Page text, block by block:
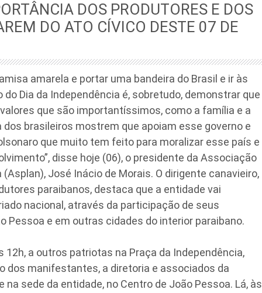
DOS PRODUTORES E DOS
DO ATO CÍVICO DESTE 07 DE
amarela e portar uma bandeira do Brasil e ir às
Dia da Independência é, sobretudo, demonstrar que
que são importantíssimos, como a família e a
brasileiros mostrem que apoiam esse governo e
que muito tem feito para moralizar esse país e
disse hoje (06), o presidente da Associação
José Inácio de Morais. O dirigente canavieiro,
paraibanos, destaca que a entidade vai
nacional, através da participação de seus
Pessoa e em outras cidades do interior paraibano.
a outros patriotas na Praça da Independência,
dos manifestantes, a diretoria e associados da
sede da entidade, no Centro de João Pessoa. Lá, às